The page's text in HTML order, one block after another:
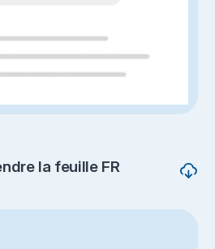
la feuille FR